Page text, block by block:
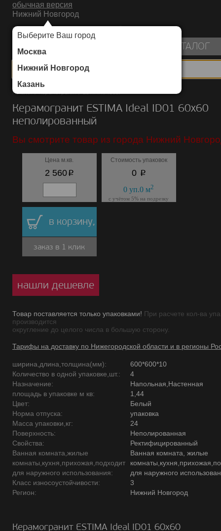
обычная версия
Нижний Новгород
Выберите Ваш город
Москва
Нижний Новгород
Казань
ИНТЕРНЕТ-МАГАЗИН НАПОЛЬНЫХ ПОКРЫТИЙ
КАТАЛОГ
Каталог/Керамогранит/ESTIMA/Ideal
Керамогранит ESTIMA Ideal ID01 60х60
неполированный
Вы смотрите товар из города Нижний
Цена м.кв.
2 560p
Стоимость упаковок
0 p
0 уп.0 м2
с учётом 5% на подрезку
в корзину,
заказ в 1 клик
нашли дешевле
Товар поставляется только упаковками! При расчете кол-ва
производится
округление до целого числа в большую сторону.
Тарифы на доставку по Нижегородской области и в регионы
ширина,длина,толщина(мм):
600*600*10
Количество в одной упаковке,шт.:
4
Назначение:
Напольная,Настенная
площадь в упаковке м кв:
1,44
Цвет:
Белый
Норма отпуска:
упаковка
Масса упаковки,кг:
24
Поверхность:
Неполированная
Свойства:
Ректифицированный
Ванная комната,жилые
комнаты,кухня,прихожая,подходит
для наружного использования:
Ванная комната, жилые
для наружного
Класс износоустойчивости:
3
Регион:
Нижний Новгород
Керамогранит ESTIMA Ideal ID01 60х60